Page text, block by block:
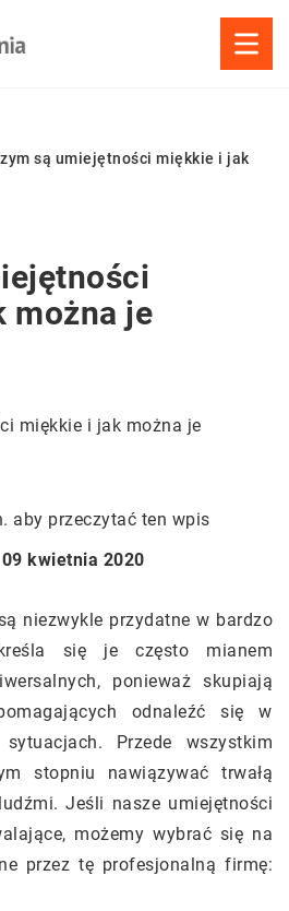
są umiejętności miękkie i jak
można je
aby przeczytać ten wpis
09 kwietnia 2020
niezwykle przydatne w bardzo
się je często mianem
ponieważ skupiają
odnaleźć się w
Przede wszystkim
stopniu nawiązywać trwałą
Jeśli nasze umiejętności
możemy wybrać się na
przez tę profesjonalną firmę: